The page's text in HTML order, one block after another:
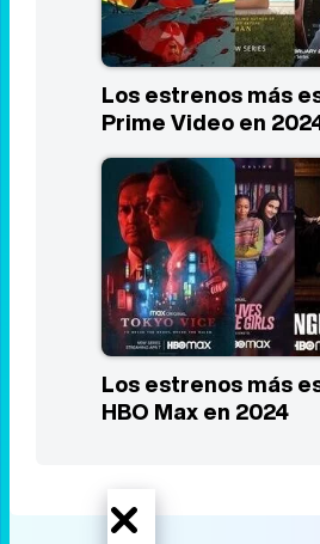
Los estrenos más
Prime Video en
Los estrenos más
HBO Max en 2024